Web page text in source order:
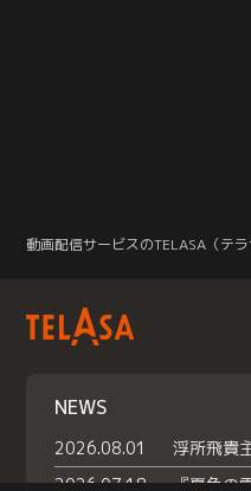
動画配信サービスのTELASA（テラ
NEWS
2026.08.01
2026.07.18